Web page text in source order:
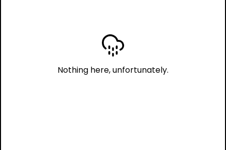
Nothing here, unfortunately.